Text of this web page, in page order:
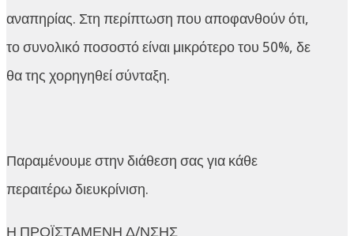
αναπηρίας. Στη περίπτωση που αποφανθούν ότι,
το συνολικό ποσοστό είναι μικρότερο του 50%, δε
θα της χορηγηθεί σύνταξη.
Παραμένουμε στην διάθεση σας για κάθε
περαιτέρω διευκρίνιση.
Η ΠΡΟΪΣΤΑΜΕΝΗ Δ/ΝΣΗΣ